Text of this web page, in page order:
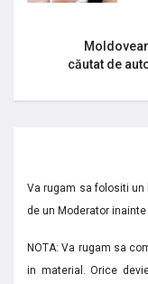
căutat de
Va rugam sa folositi un
de un Moderator
NOTA: Va rugam sa
in material. Orice